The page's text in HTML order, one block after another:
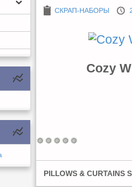
СКРАП-НАБОРЫ
Cozy
PILLOWS & CURTAINS